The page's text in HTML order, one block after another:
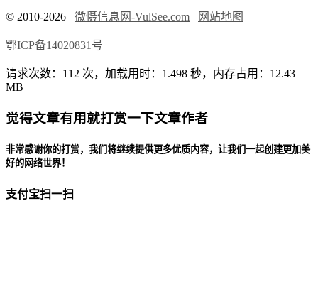
© 2010-2026 微慑信息网-VulSee.com 网站地图
鄂ICP备14020831号
请求次数：112 次，加载用时：1.498 秒，内存占用：12.43
MB
觉得文章有用就打赏一下文章作者
非常感谢你的打赏，我们将继续提供更多优质内容，让我们一起创建更加美
好的网络世界！
支付宝扫一扫